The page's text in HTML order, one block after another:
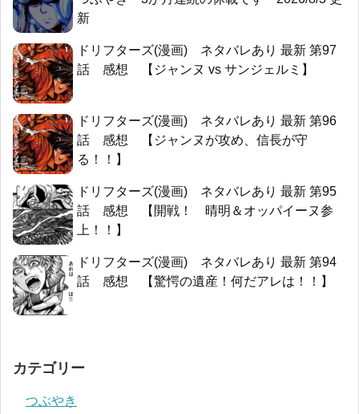
新
ドリフターズ(漫画) ネタバレあり 最新 第97
話 感想 【ジャンヌ vs サンジェルミ】
ドリフターズ(漫画) ネタバレあり 最新 第96
話 感想 【ジャンヌが攻め、信長が守
る！！】
ドリフターズ(漫画) ネタバレあり 最新 第95
話 感想 【開戦！ 晴明＆オッパイーヌ参
上！！】
ドリフターズ(漫画) ネタバレあり 最新 第94
話 感想 【驚愕の遺産！何だアレは！！】
カテゴリー
つぶやき